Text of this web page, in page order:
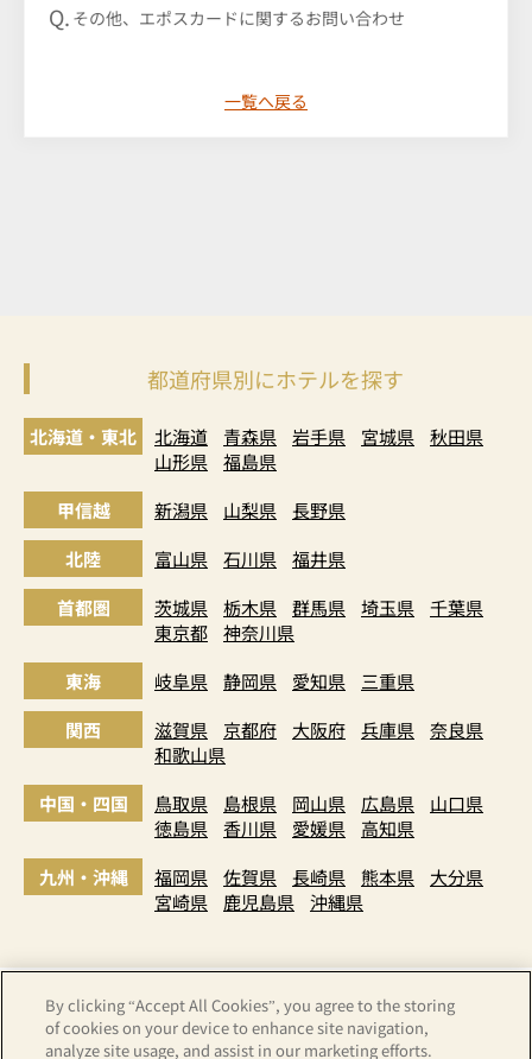
その他、エポスカードに関するお問い合わせ
一覧へ戻る
都道府県別にホテルを探す
北海道・東北 北海道 青森県 岩手県 宮城県
秋田県
山形県
福島県
甲信越
新潟県 山梨県
長野県
北陸
富山県 石川県
福井県
首都圏
茨城県 栃木県 群馬県 埼玉県
千葉県
東京都
神奈川県
東海
岐阜県 静岡県 愛知県
三重県
関西
滋賀県 京都府 大阪府 兵庫県
奈良県
和歌山県
中国・四国
鳥取県 島根県 岡山県 広島県
山口県
徳島県
香川県 愛媛県
高知県
九州・沖縄
福岡県 佐賀県 長崎県 熊本県
大分県
宮崎県
鹿児島県 沖縄県
By clicking “Accept All Cookies”, you agree to the storing
of cookies on your device to enhance site navigation,
analyze site usage, and assist in our marketing efforts.